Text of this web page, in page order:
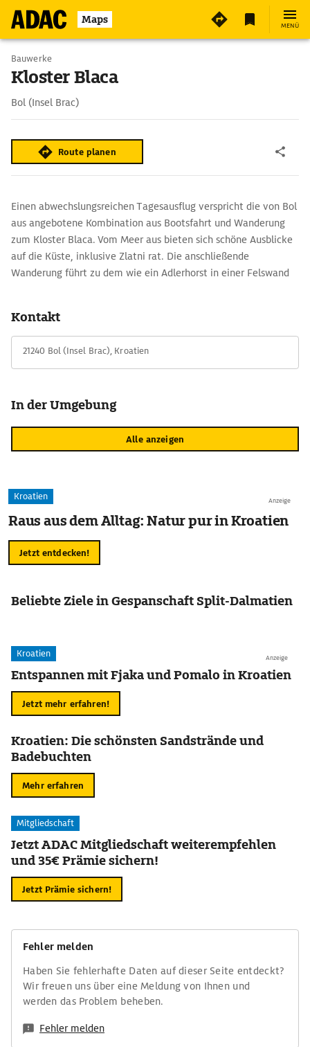
Maps MENÜ
Bauwerke
Kloster Blaca
Bol (Insel Brac)
Route planen
Einen abwechslungsreichen Tagesausflug verspricht die von Bol
aus angebotene Kombination aus Bootsfahrt und Wanderung
zum Kloster Blaca. Vom Meer aus bieten sich schöne Ausblicke
auf die Küste, inklusive Zlatni rat. Die anschließende
Wanderung führt zu dem wie ein Adlerhorst in einer Felswand
Zu der verlassenen Anlage gehört eine Druckerei - die Mönche
verwendeten die glagolitische Schrift -, eine Bibliothek und
eine Sternwarte.
Kontakt
21240 Bol (Insel Brac), Kroatien
In der Umgebung
Alle anzeigen
Anzeige
Kroatien
Raus aus dem Alltag: Natur pur in Kroatien
Jetzt entdecken!
Beliebte Ziele in Gespanschaft Split-Dalmatien
Anzeige
Kroatien
Entspannen mit Fjaka und Pomalo in Kroatien
Jetzt mehr erfahren!
Kroatien: Die schönsten Sandstrände und
Badebuchten
Mehr erfahren
Mitgliedschaft
Jetzt ADAC Mitgliedschaft weiterempfehlen
und 35€ Prämie sichern!
Jetzt Prämie sichern!
Fehler melden
Haben Sie fehlerhafte Daten auf dieser Seite entdeckt?
Wir freuen uns über eine Meldung von Ihnen und
werden das Problem beheben.
Fehler melden